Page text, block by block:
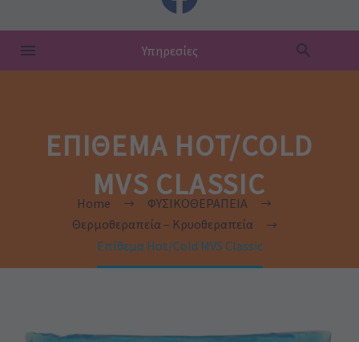
Υπηρεσίες
ΕΠΊΘΕΜΑ HOT/COLD
MVS CLASSIC
Home
ΦΥΣΙΚΟΘΕΡΑΠΕΙΑ
Θερμοθεραπεία – Κρυοθεραπεία
Επίθεμα Hot/Cold MVS Classic